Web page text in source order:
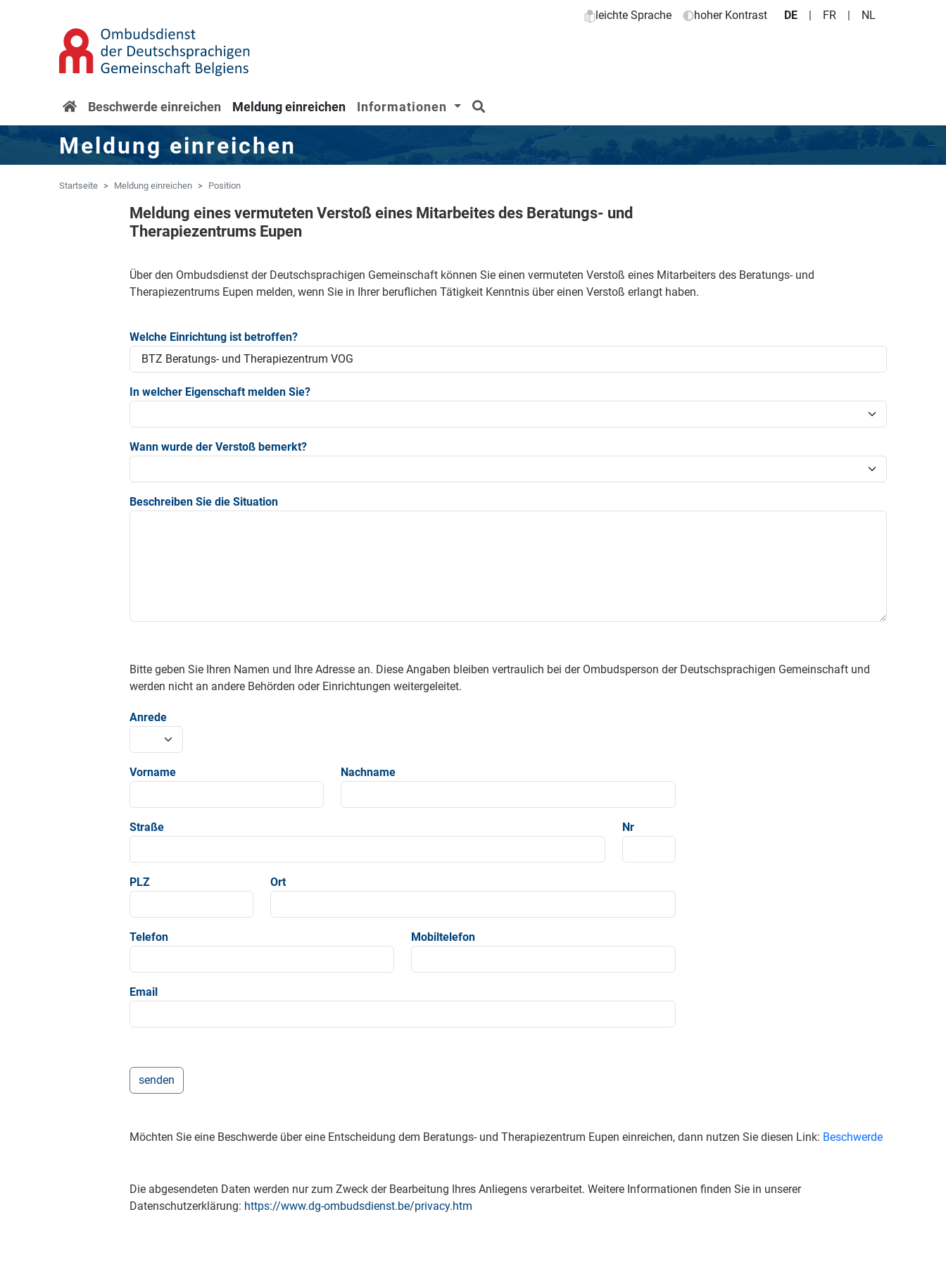
Zur Navigation springen
leichte Sprache hoher Kontrast DE | FR | NL
Startseite
Beschwerde einreichen Meldung einreichen Informationen
Meldung einreichen
Startseite Meldung einreichen Position
Meldung eines vermuteten Verstoß eines Mitarbeites des Beratungs- und
Therapiezentrums Eupen
Über den Ombudsdienst der Deutschsprachigen Gemeinschaft können Sie einen vermuteten Verstoß eines Mitarbeiters des Beratungs- und
Therapiezentrums Eupen melden, wenn Sie in Ihrer beruflichen Tätigkeit Kenntnis über einen Verstoß erlangt haben.
Welche Einrichtung ist betroffen?
In welcher Eigenschaft melden Sie?
Wann wurde der Verstoß bemerkt?
Beschreiben Sie die Situation
Bitte geben Sie Ihren Namen und Ihre Adresse an. Diese Angaben bleiben vertraulich bei der Ombudsperson der Deutschsprachigen Gemeinschaft und
werden nicht an andere Behörden oder Einrichtungen weitergeleitet.
Anrede
Vorname Nachname
Straße Nr
PLZ Ort
Telefon Mobiltelefon
Email
Möchten Sie eine Beschwerde über eine Entscheidung dem Beratungs- und Therapiezentrum Eupen einreichen, dann nutzen Sie diesen Link: Beschwerde
Die abgesendeten Daten werden nur zum Zweck der Bearbeitung Ihres Anliegens verarbeitet. Weitere Informationen finden Sie in unserer
Datenschutzerklärung: https://www.dg-ombudsdienst.be/privacy.htm